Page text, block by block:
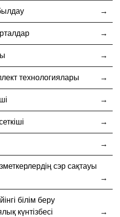
технологиялары
сэр сақтауы
білім беру
күнтізбесі